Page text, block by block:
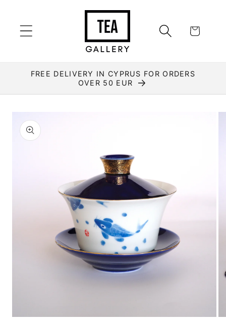
контенту
Корзина
FREE DELIVERY IN CYPRUS FOR ORDERS
OVER 50 EUR
информации
о продукте